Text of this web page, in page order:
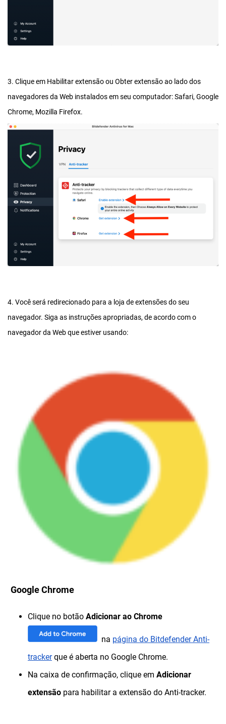
3. Clique em Habilitar extensão ou Obter extensão ao lado dos
navegadores da Web instalados em seu computador: Safari, Google
Chrome, Mozilla Firefox.
4. Você será redirecionado para a loja de extensões do seu
navegador. Siga as instruções apropriadas, de acordo com o
navegador da Web que estiver usando:
Google Chrome
Clique no botão Adicionar ao Chrome
na página do Bitdefender Anti-
trackerque é aberta no Google Chrome.
Na caixa de confirmação, clique em Adicionar
extensão para habilitar a extensão do Anti-tracker.